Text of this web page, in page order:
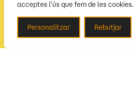
acceptes l'ús que fem de les cookies.
Personalitzar Rebutjar